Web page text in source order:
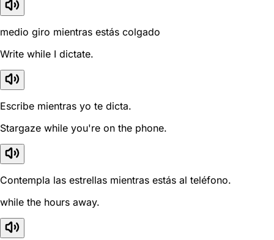
medio giro mientras estás colgado
Write while I dictate.
Escribe mientras yo te dicta.
Stargaze while you're on the phone.
Contempla las estrellas mientras estás al teléfono.
while the hours away.